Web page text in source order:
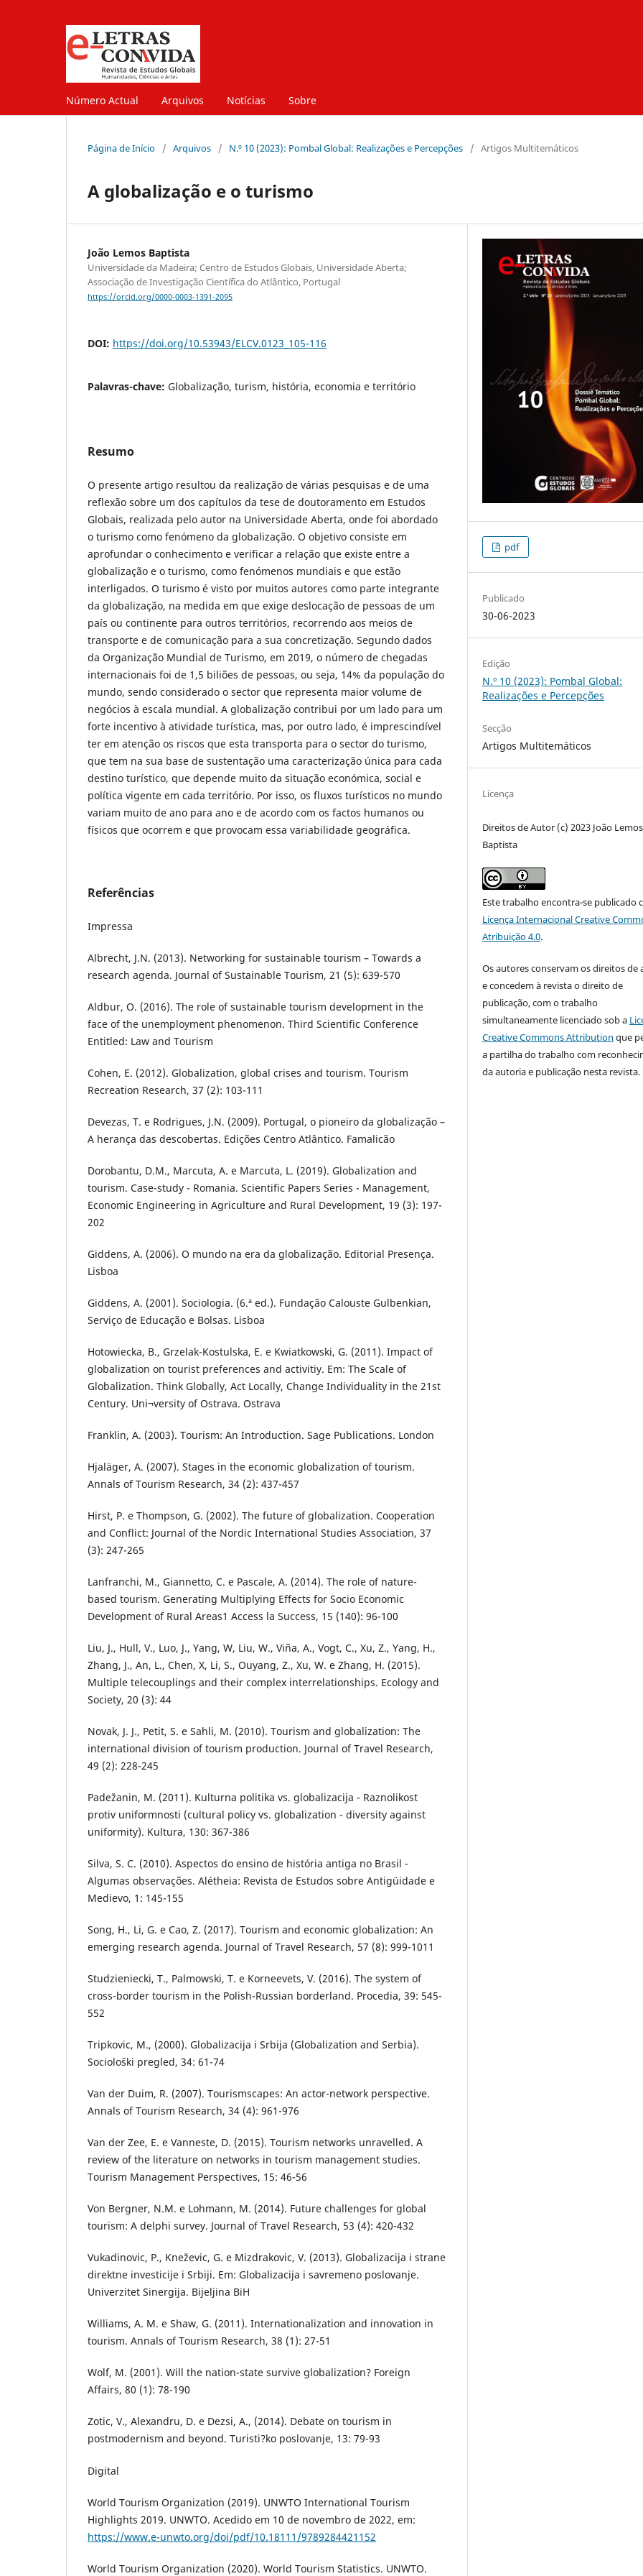
Número Actual Arquivos Notícias Sobre
Página de Início / Arquivos / N.º 10 (2023): Pombal Global: Realizações e Percepções / Artigos Multitemáticos
A globalização e o turismo
João Lemos Baptista
Universidade da Madeira; Centro de Estudos Globais, Universidade Aberta;
Associação de Investigação Científica do Atlântico, Portugal
https://orcid.org/0000-0003-1391-2095
DOI: https://doi.org/10.53943/ELCV.0123_105-116
Palavras-chave: Globalização, turism, história, economia e território
Resumo
O presente artigo resultou da realização de várias pesquisas e de uma
reflexão sobre um dos capítulos da tese de doutoramento em Estudos
Globais, realizada pelo autor na Universidade Aberta, onde foi abordado
o turismo como fenómeno da globalização. O objetivo consiste em
aprofundar o conhecimento e verificar a relação que existe entre a
globalização e o turismo, como fenómenos mundiais e que estão
interligados. O turismo é visto por muitos autores como parte integrante
da globalização, na medida em que exige deslocação de pessoas de um
país ou continente para outros territórios, recorrendo aos meios de
transporte e de comunicação para a sua concretização. Segundo dados
da Organização Mundial de Turismo, em 2019, o número de chegadas
internacionais foi de 1,5 biliões de pessoas, ou seja, 14% da população do
mundo, sendo considerado o sector que representa maior volume de
negócios à escala mundial. A globalização contribui por um lado para um
forte incentivo à atividade turística, mas, por outro lado, é imprescindível
ter em atenção os riscos que esta transporta para o sector do turismo,
que tem na sua base de sustentação uma caracterização única para cada
destino turístico, que depende muito da situação económica, social e
política vigente em cada território. Por isso, os fluxos turísticos no mundo
variam muito de ano para ano e de acordo com os factos humanos ou
físicos que ocorrem e que provocam essa variabilidade geográfica.
Referências
Impressa
Albrecht, J.N. (2013). Networking for sustainable tourism – Towards a
research agenda. Journal of Sustainable Tourism, 21 (5): 639-570
Aldbur, O. (2016). The role of sustainable tourism development in the
face of the unemployment phenomenon. Third Scientific Conference
Entitled: Law and Tourism
Cohen, E. (2012). Globalization, global crises and tourism. Tourism
Recreation Research, 37 (2): 103-111
Devezas, T. e Rodrigues, J.N. (2009). Portugal, o pioneiro da globalização –
A herança das descobertas. Edições Centro Atlântico. Famalicão
Dorobantu, D.M., Marcuta, A. e Marcuta, L. (2019). Globalization and
tourism. Case-study - Romania. Scientific Papers Series - Management,
Economic Engineering in Agriculture and Rural Development, 19 (3): 197-
202
Giddens, A. (2006). O mundo na era da globalização. Editorial Presença.
Lisboa
Giddens, A. (2001). Sociologia. (6.ª ed.). Fundação Calouste Gulbenkian,
Serviço de Educação e Bolsas. Lisboa
Hotowiecka, B., Grzelak-Kostulska, E. e Kwiatkowski, G. (2011). Impact of
globalization on tourist preferences and activitiy. Em: The Scale of
Globalization. Think Globally, Act Locally, Change Individuality in the 21st
Century. Uni¬versity of Ostrava. Ostrava
Franklin, A. (2003). Tourism: An Introduction. Sage Publications. London
Hjaläger, A. (2007). Stages in the economic globalization of tourism.
Annals of Tourism Research, 34 (2): 437-457
Hirst, P. e Thompson, G. (2002). The future of globalization. Cooperation
and Conflict: Journal of the Nordic International Studies Association, 37
(3): 247-265
Lanfranchi, M., Giannetto, C. e Pascale, A. (2014). The role of nature-
based tourism. Generating Multiplying Effects for Socio Economic
Development of Rural Areas1 Access la Success, 15 (140): 96-100
Liu, J., Hull, V., Luo, J., Yang, W, Liu, W., Viña, A., Vogt, C., Xu, Z., Yang, H.,
Zhang, J., An, L., Chen, X, Li, S., Ouyang, Z., Xu, W. e Zhang, H. (2015).
Multiple telecouplings and their complex interrelationships. Ecology and
Society, 20 (3): 44
Novak, J. J., Petit, S. e Sahli, M. (2010). Tourism and globalization: The
international division of tourism production. Journal of Travel Research,
49 (2): 228-245
Padežanin, M. (2011). Kulturna politika vs. globalizacija - Raznolikost
protiv uniformnosti (cultural policy vs. globalization - diversity against
uniformity). Kultura, 130: 367-386
Silva, S. C. (2010). Aspectos do ensino de história antiga no Brasil -
Algumas observações. Alétheia: Revista de Estudos sobre Antigüidade e
Medievo, 1: 145-155
Song, H., Li, G. e Cao, Z. (2017). Tourism and economic globalization: An
emerging research agenda. Journal of Travel Research, 57 (8): 999-1011
Studzieniecki, T., Palmowski, T. e Korneevets, V. (2016). The system of
cross-border tourism in the Polish-Russian borderland. Procedia, 39: 545-
552
Tripkovic, M., (2000). Globalizacija i Srbija (Globalization and Serbia).
Sociološki pregled, 34: 61-74
Van der Duim, R. (2007). Tourismscapes: An actor-network perspective.
Annals of Tourism Research, 34 (4): 961-976
Van der Zee, E. e Vanneste, D. (2015). Tourism networks unravelled. A
review of the literature on networks in tourism management studies.
Tourism Management Perspectives, 15: 46-56
Von Bergner, N.M. e Lohmann, M. (2014). Future challenges for global
tourism: A delphi survey. Journal of Travel Research, 53 (4): 420-432
Vukadinovic, P., Kneževic, G. e Mizdrakovic, V. (2013). Globalizacija i strane
direktne investicije i Srbiji. Em: Globalizacija i savremeno poslovanje.
Univerzitet Sinergija. Bijeljina BiH
Williams, A. M. e Shaw, G. (2011). Internationalization and innovation in
tourism. Annals of Tourism Research, 38 (1): 27-51
Wolf, M. (2001). Will the nation-state survive globalization? Foreign
Affairs, 80 (1): 78-190
Zotic, V., Alexandru, D. e Dezsi, A., (2014). Debate on tourism in
postmodernism and beyond. Turisti?ko poslovanje, 13: 79-93
Digital
World Tourism Organization (2019). UNWTO International Tourism
Highlights 2019. UNWTO. Acedido em 10 de novembro de 2022, em:
https://www.e-unwto.org/doi/pdf/10.18111/9789284421152
World Tourism Organization (2020). World Tourism Statistics. UNWTO.
pdf
Publicado
30-06-2023
Edição
N.º 10 (2023): Pombal Global:
Realizações e Percepções
Secção
Artigos Multitemáticos
Licença
Direitos de Autor (c) 2023 João Lemos
Baptista
Este trabalho encontra-se publicado
Licença Internacional Creative
Atribuição 4.0.
Os autores conservam os direitos de
e concedem à revista o direito de
publicação, com o trabalho
simultaneamente licenciado sob a
Creative Commons Attribution que
a partilha do trabalho com
da autoria e publicação nesta revista.